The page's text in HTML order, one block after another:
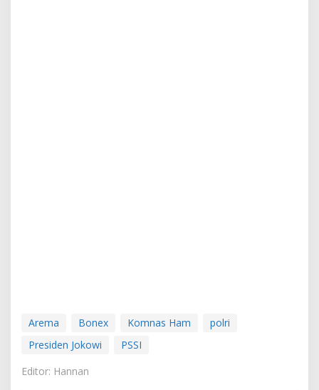
Arema Bonex Komnas Ham
polri
Presiden Jokowi
PSSI
Editor: Hannan